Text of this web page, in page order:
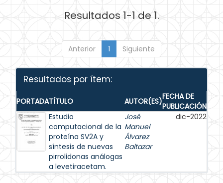
Resultados 1-1 de 1.
Anterior 1 Siguiente
Resultados por ítem:
PORTADATÍTULO AUTOR(ES)FECHA DE
PUBLICACIÓN
Estudio
computacional de la
proteína SV2A y
síntesis de nuevas
pirrolidonas análogas
a levetiracetam.
José
Manuel
Álvarez
Baltazar
dic-2022